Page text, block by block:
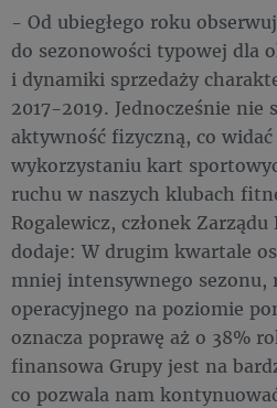
- Od ubiegłego roku
do sezonowości typowej dla
i dynamiki sprzedaży
2017-2019. Jednocześnie nie
aktywność fizyczną, co
wykorzystaniu kart
ruchu w naszych klubach
Rogalewicz, członek
dodaje: W drugim kwartale
mniej intensywnego
operacyjnego na poziomie
oznacza poprawę aż o 38%
finansowa Grupy jest na
co pozwala nam